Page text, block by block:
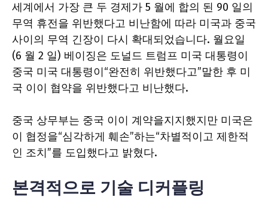
세계에서 가장 큰 두 경제가 5 월에 합의 된 90 일의
무역 휴전을 위반했다고 비난함에 따라 미국과 중국
사이의 무역 긴장이 다시 확대되었습니다. 월요일
(6 월 2 일) 베이징은 도널드 트럼프 미국 대통령이
중국 미국 대통령이“완전히 위반했다고”말한 후 미
국 이이 협약을 위반했다고 비난했다.
중국 상무부는 중국 이이 계약을지지했지만 미국은
이 협정을“심각하게 훼손”하는“차별적이고 제한적
인 조치”를 도입했다고 밝혔다.
본격적으로 기술 디커플링